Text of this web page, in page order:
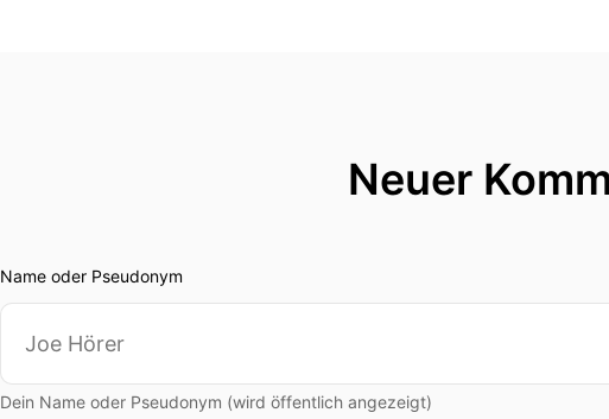
Neuer
Name oder Pseudonym
Dein Name oder Pseudonym (wird öffentlich angezeigt)